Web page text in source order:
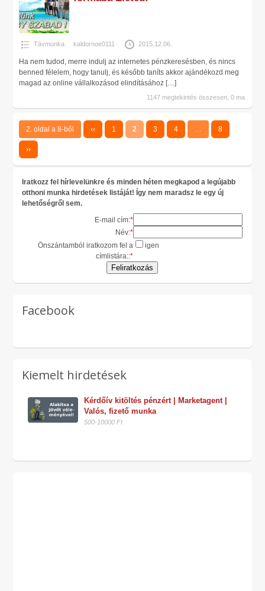
Távmunka kaldornoe0111 2015.12.06.
Ha nem tudod, merre indulj az internetes pénzkeresésben, és nincs
benned félelem, hogy tanulj, és később taníts akkor ajándékozd meg
magad az online vállalkozásod elindításához […]
1147 megtekintés összesen, 0 ma
2. oldal a 8-ből ‹‹ 1 2 3 4 … 8
››
Iratkozz fel hírlevelünkre és minden héten megkapod a legújabb
otthoni munka hirdetések listáját! Így nem maradsz le egy új
lehetőségről sem.
E-mail cím:*
Név:*
Önszántamból iratkozom fel a
címlistára::*
igen
Facebook
Kiemelt hirdetések
Kérdőív kitöltés pénzért | Marketagent |
Valós, fizető munka
500-10000 Ft